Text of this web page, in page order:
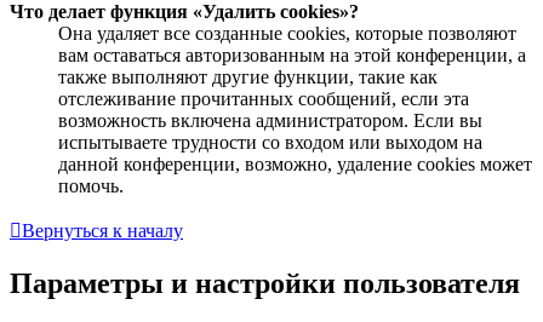
Что делает функция «Удалить cookies»?
Она удаляет все созданные cookies, которые позволяют
вам оставаться авторизованным на этой конференции, а
также выполняют другие функции, такие как
отслеживание прочитанных сообщений, если эта
возможность включена администратором. Если вы
испытываете трудности со входом или выходом на
данной конференции, возможно, удаление cookies может
помочь.
Вернуться к началу
Параметры и настройки пользователя